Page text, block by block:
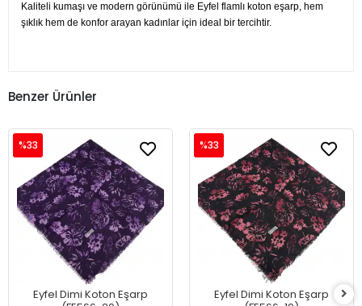
Kaliteli kumaşı ve modern görünümü ile Eyfel flamlı koton eşarp, hem
şıklık hem de konfor arayan kadınlar için ideal bir tercihtir.
Benzer Ürünler
Eyfel Dimi Koton Eşarp
%33
Eyfel Dimi Koton Eşarp
%33